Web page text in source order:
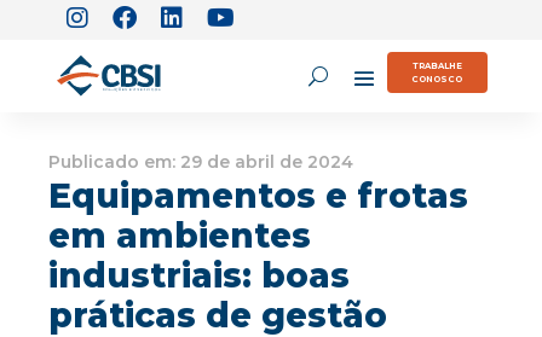
TRABALHE
CONOSCO
Publicado em: 29 de abril de 2024
Equipamentos e frotas
em ambientes
industriais: boas
práticas de gestão